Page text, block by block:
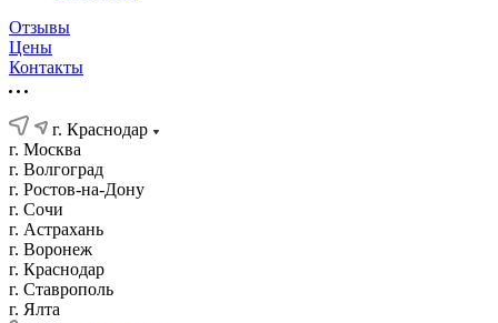
Отзывы
Цены
Контакты
г. Краснодар
г. Москва
г. Волгоград
г. Ростов-на-Дону
г. Сочи
г. Астрахань
г. Воронеж
г. Краснодар
г. Ставрополь
г. Ялта